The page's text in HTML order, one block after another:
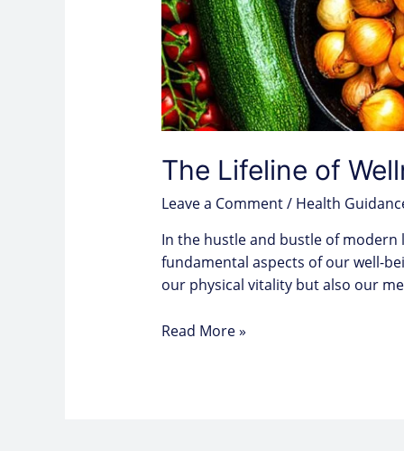
The Lifeline of
Leave a Comment/ Health
In the hustle and bustle of
fundamental aspects of our well-
our physical vitality but also our
Read More »